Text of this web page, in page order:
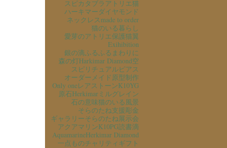
スピカタブラ アトリエ猫
ハーキマーダイヤモンド
ネックレスmade to order
猫のいる暮らし
愛芽のアトリエ保護猫翼
Exihibition
銀の滴ふるふるまわりに
森の灯Harkimar Diamond空
スピリチュアルピアス
オーダーメイド原型制作
Only oneレアストーンK10YG
原石Herkimarミルグレイン
石の意味猫のいる風景
そらのたね支援彫金
ギャラリーそらのたね展示会
アクアマリンK10PG読書滴
AquamarineHerkimar Diamond
一点ものチャリティ ギフト